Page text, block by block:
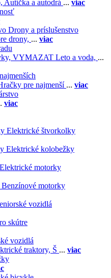
Autíčka a autodrá ... viac
Drony a príslušenstvo
drony, ... viac
VYMAZAT Leto a voda, ...
pre najmenší ... viac
viac
Elektrické štvorkolky
Elektrické kolobežky
Elektrické motorky
Benzínové motorky
vozidlá
skútre
vozidlá
traktory, Š ... viac